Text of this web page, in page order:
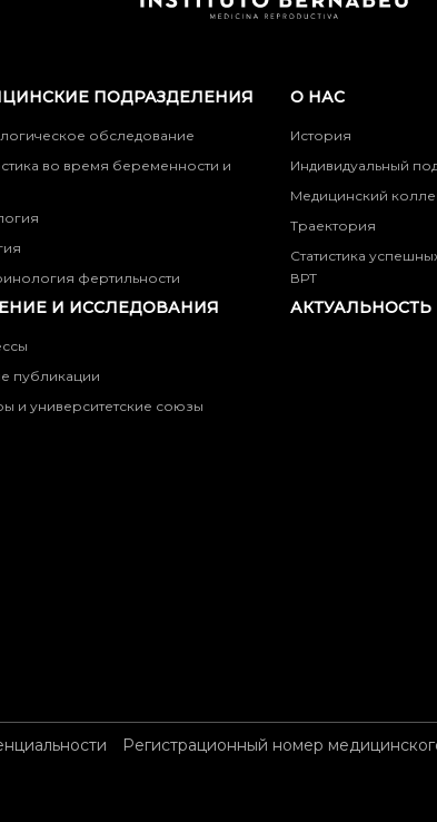
ПОДРАЗДЕЛЕНИЯ
обследование
во время беременности и
фертильности
И ИССЛЕДОВАНИЯ
публикации
и университетские союзы
О НАС
История
Индивидуальный
Медицинский
Траектория
Статистика
ВРТ
АКТУАЛЬНОСТЬ
Регистрационный номер